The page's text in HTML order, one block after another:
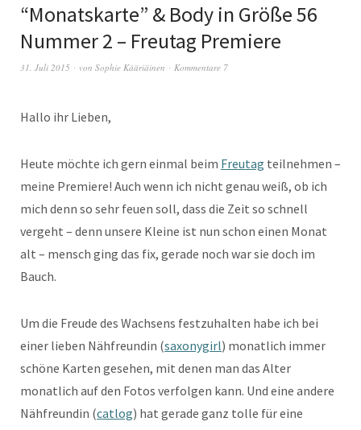
“Monatskarte” & Body in Größe 56
Nummer 2 – Freutag Premiere
31. Juli 2015 von Sophie Kääriäinen Kommentare 7
Hallo ihr Lieben,
Heute möchte ich gern einmal beim Freutag teilnehmen –
meine Premiere! Auch wenn ich nicht genau weiß, ob ich
mich denn so sehr feuen soll, dass die Zeit so schnell
vergeht – denn unsere Kleine ist nun schon einen Monat
alt – mensch ging das fix, gerade noch war sie doch im
Bauch.
Um die Freude des Wachsens festzuhalten habe ich bei
einer lieben Nähfreundin (saxonygirl) monatlich immer
schöne Karten gesehen, mit denen man das Alter
monatlich auf den Fotos verfolgen kann. Und eine andere
Nähfreundin (catlog) hat gerade ganz tolle für eine